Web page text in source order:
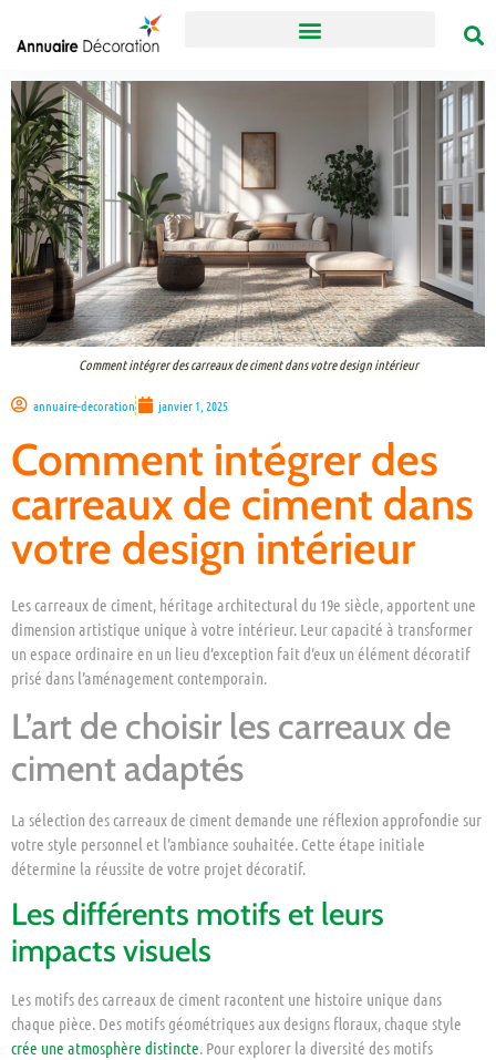
Comment intégrer des carreaux de ciment dans votre design intérieur
annuaire-decoration janvier 1, 2025
Comment intégrer des
carreaux de ciment dans
votre design intérieur
Les carreaux de ciment, héritage architectural du 19e siècle, apportent une
dimension artistique unique à votre intérieur. Leur capacité à transformer
un espace ordinaire en un lieu d’exception fait d’eux un élément décoratif
prisé dans l’aménagement contemporain.
L’art de choisir les carreaux de
ciment adaptés
La sélection des carreaux de ciment demande une réflexion approfondie sur
votre style personnel et l’ambiance souhaitée. Cette étape initiale
détermine la réussite de votre projet décoratif.
Les différents motifs et leurs
impacts visuels
Les motifs des carreaux de ciment racontent une histoire unique dans
chaque pièce. Des motifs géométriques aux designs floraux, chaque style
crée une atmosphère distincte. Pour explorer la diversité des motifs